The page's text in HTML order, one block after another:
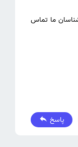
ما تماس
پاسخ